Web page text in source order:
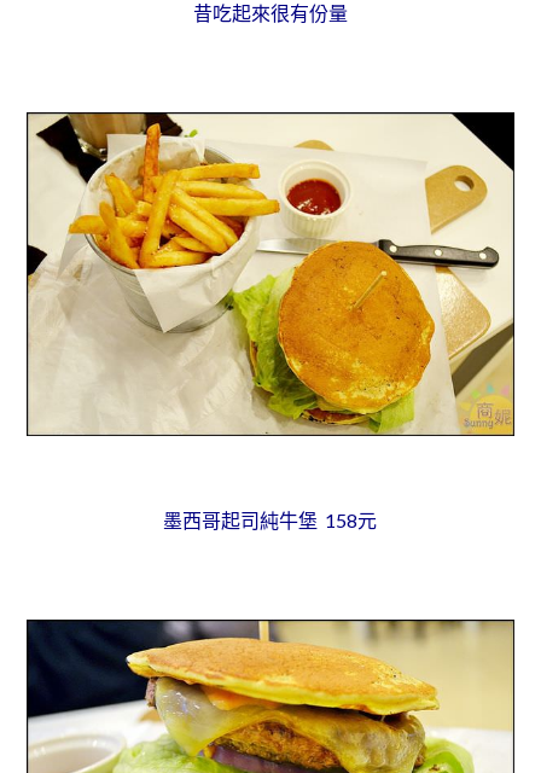
昔吃起來很有份量
墨西哥起司純牛堡 158元